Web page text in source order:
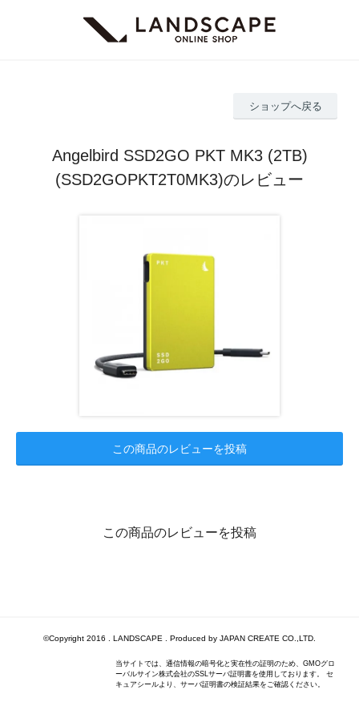
ショップへ戻る
Angelbird SSD2GO PKT MK3 (2TB)
(SSD2GOPKT2T0MK3)のレビュー
この商品のレビューを投稿
この商品のレビューを投稿
©Copyright 2016 . LANDSCAPE . Produced by JAPAN CREATE CO.,LTD.
当サイトでは、通信情報の暗号化と実在性の証明のため、GMOグロ
ーバルサイン株式会社のSSLサーバ証明書を使用しております。 セ
キュアシールより、サーバ証明書の検証結果をご確認ください。